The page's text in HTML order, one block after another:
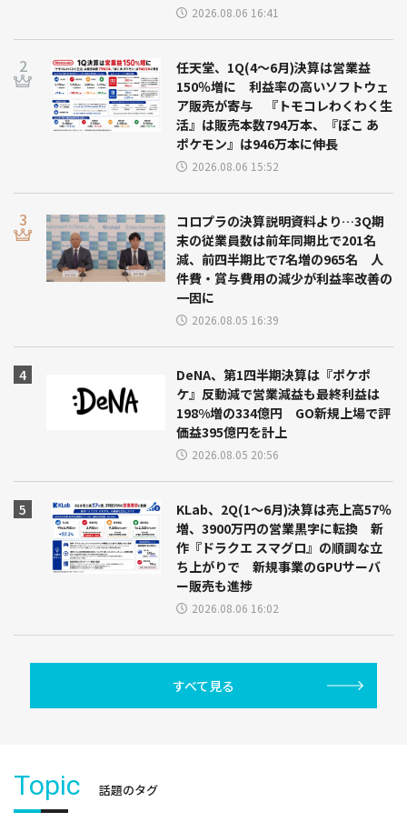
2026.08.06 16:41
任天堂、1Q(4～6月)決算は営業益
150％増に 利益率の高いソフトウェ
ア販売が寄与 『トモコレわくわく生
活』は販売本数794万本、『ぽこ あ
ポケモン』は946万本に伸長
2026.08.06 15:52
コロプラの決算説明資料より…3Q期
末の従業員数は前年同期比で201名
減、前四半期比で7名増の965名 人
件費・賞与費用の減少が利益率改善の
一因に
2026.08.05 16:39
DeNA、第1四半期決算は『ポケポ
ケ』反動減で営業減益も最終利益は
198%増の334億円 GO新規上場で評
価益395億円を計上
2026.08.05 20:56
KLab、2Q(1～6月)決算は売上高57％
増、3900万円の営業黒字に転換 新
作『ドラクエ スマグロ』の順調な立
ち上がりで 新規事業のGPUサーバ
ー販売も進捗
2026.08.06 16:02
すべて見る
Topic 話題のタグ